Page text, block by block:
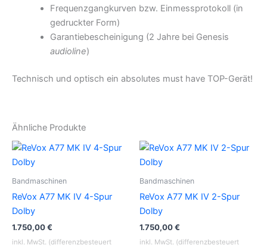
Frequenzgangkurven bzw. Einmessprotokoll (in
gedruckter Form)
Garantiebescheinigung (2 Jahre bei Genesis
audioline)
Technisch und optisch ein absolutes must have TOP-Gerät!
Ähnliche Produkte
Bandmaschinen
ReVox A77 MK IV 4-Spur
Dolby
1.750,00€
inkl. MwSt. (differenzbesteuert
Bandmaschinen
ReVox A77 MK IV 2-Spur
Dolby
1.750,00€
inkl. MwSt. (differenzbesteuert